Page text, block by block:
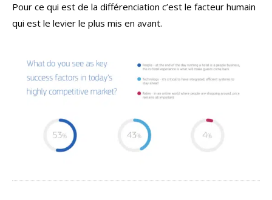
Pour ce qui est de la différenciation c’est le facteur humain
qui est le levier le plus mis en avant.